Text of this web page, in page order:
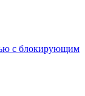
с блокирующим